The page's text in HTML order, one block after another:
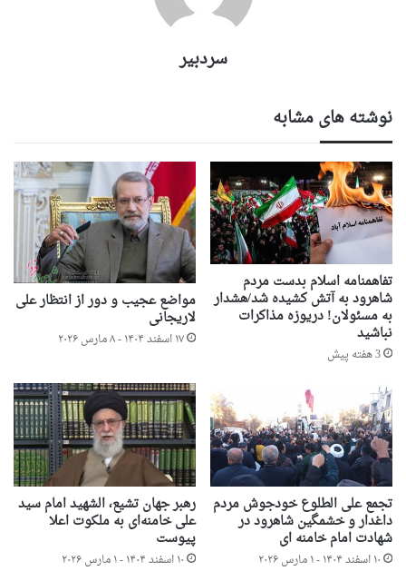
سردبیر
نوشته های مشابه
تفاهمنامه اسلام بدست مردم
شاهرود به آتش کشیده شد/هشدار
به مسئولان! دریوزه مذاکرات
نباشید
3 هفته پیش
مواضع عجیب و دور از انتظار علی
لاریجانی
۱۷ اسفند ۱۴۰۴ - ۸ مارس ۲۰۲۶
تجمع علی الطلوع خودجوش مردم
داغدار و خشمگین شاهرود در
شهادت امام خامنه ای
۱۰ اسفند ۱۴۰۴ - ۱ مارس ۲۰۲۶
رهبر جهان تشیع، الشهید امام سید
علی خامنه‌ای به ملکوت اعلا
پیوست
۱۰ اسفند ۱۴۰۴ - ۱ مارس ۲۰۲۶